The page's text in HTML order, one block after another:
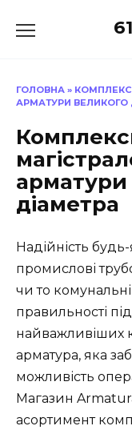
до
ГОЛОВНА »
АРМАТУРИ ВЕЛИКОГО
арматури
діаметра
Надійність
промислові
чи то
правильності
найважливіших
арматура, яка
можливість
Магазин
асортимент